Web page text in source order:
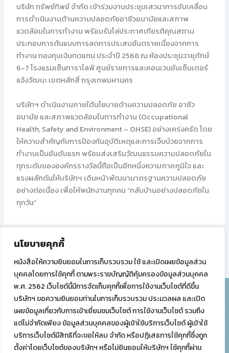
นโยบายคุกกี้
หนังสือให้ความยินยอมในการเก็บรวบรวม ใช้ และเปิดเผยข้อมูลส่วน
บุคคลโดยการใช้คุกกี้ ตามพระราชบัญญัติคุ้มครองข้อมูลส่วนบุคคล
พ.ศ. 2562 เว็บไซต์นี้มีการจัดเก็บคุกกี้เพื่อการใช้งานเว็บไซต์ที่ดีขึ้น
บริษัทฯ ขอความยินยอมท่านในการเก็บรวบรวม ประมวลผล และเปิด
เผยข้อมูลเกี่ยวกับการเข้าเยี่ยมชมเว็บไซต์ การใช้งานเว็บไซต์ รวมถึง
แต่ไม่จำกัดเพียง ข้อมูลส่วนบุคคลของผู้เข้าใช้บริการเว็บไซต์ ผู้เข้าใช้
บริการเว็บไซต์มีสิทธิที่จะขอให้ลบ จำกัด หรือปฏิเสธการใช้คุกกี้ซึ่งถูก
ตั้งค่าโดยเว็บไซต์ของบริษัทฯ หรือไม่ยินยอมให้บริษัทฯ ใช้คุกกี้ผ่าน
บริษัท ทรัพย์ทิพย์ จำกัด เข้าร่วมงานประชุมเสวนาการขับเคลื่อน
การดำเนินงานด้านความปลอดภัยอาชีวอนามัยและสภาพ
แวดล้อมในการทำงาน พร้อมรับโล่ประกาศเกียรติคุณสถาน
ประกอบการต้นแบบการลดการประสบอันตรายเนื่องจากการ
ทำงาน กองทุนเงินทดแทน ประจำปี 2568 ณ ห้องประชุมวายุภักษ์
6-7 โรงแรมเซ็นทาราไลฟ์ ศูนย์ราชการและคอนเวนชันเซ็นเตอร์
แจ้งวัฒนะ เขตหลักสี่ กรุงเทพมหานคร
บริษัทฯ ดำเนินงานภายใต้นโยบายด้านความปลอดภัย อาชีว
อนามัย และสภาพแวดล้อมในการทำงาน (Occupational
Health, Safety and Environment – OHSE) อย่างเคร่งครัด โดย
ให้ความสำคัญกับการป้องกันอุบัติเหตุและการเจ็บป่วยจากการ
ทำงานเป็นอันดับแรก พร้อมส่งเสริมวัฒนธรรมความปลอดภัยใน
ทุกระดับขององค์กรรางวัลนี้ถือเป็นอีกหนึ่งความภาคภูมิใจ และ
แรงผลักดันให้บริษัทฯ เดินหน้าพัฒนามาตรฐานความปลอดภัย
อย่างต่อเนื่อง เพื่อให้พนักงานทุกคน “กลับบ้านอย่างปลอดภัยใน
ทุกวัน”
PREVIOUS
บริษัท ทรัพย์ทิพย์ จำกัด (สำนักงานใหญ่)
68 ซอยสันติภาพ ถนนทรัพย์ แขวงสี่พระยา เขตบางรัก
กรุงเทพมหานคร 10500
โทร02-233-0444-5